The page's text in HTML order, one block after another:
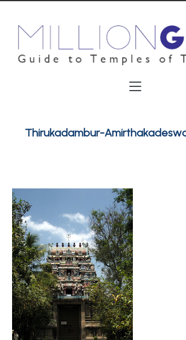
Thirukadambur-